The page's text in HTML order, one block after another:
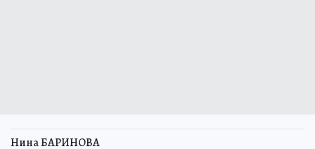
Нина БАРИНОВА